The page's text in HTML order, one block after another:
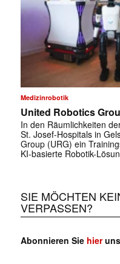
Medizinrobotik
United Robotics
In den Räumlichkeiten
St. Josef-Hospitals in
Group (URG) ein
KI-basierte Robotik-
SIE MÖCHTEN
VERPASSEN?
Abonnieren Sie hier